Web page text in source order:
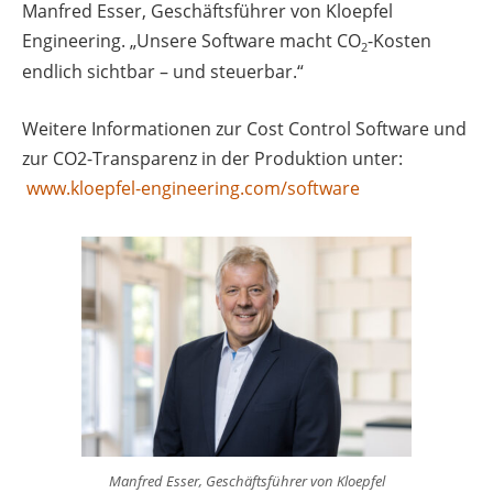
Manfred Esser, Geschäftsführer von Kloepfel
Engineering. „Unsere Software macht CO2-Kosten
endlich sichtbar – und steuerbar.“
Weitere Informationen zur Cost Control Software und
zur CO2-Transparenz in der Produktion unter:
www.kloepfel-engineering.com/software
Manfred Esser, Geschäftsführer von Kloepfel